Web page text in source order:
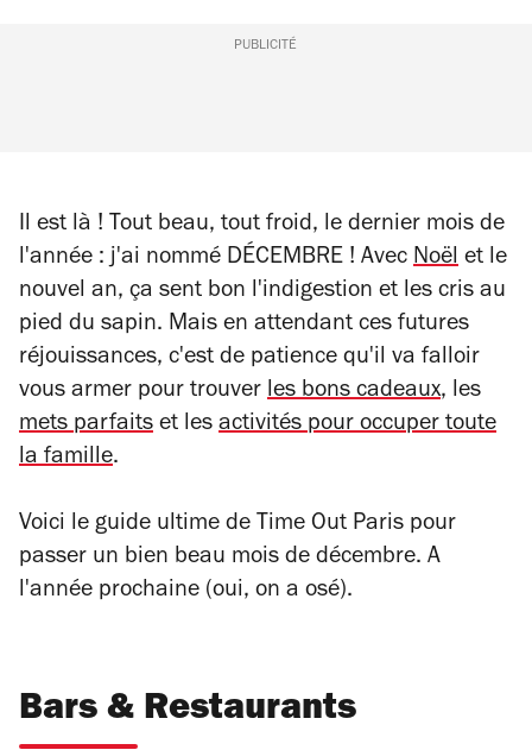
PUBLICITÉ
Il est là ! Tout beau, tout froid, le dernier mois de
l'année : j'ai nommé DÉCEMBRE ! Avec Noël et le
nouvel an, ça sent bon l'indigestion et les cris au
pied du sapin. Mais en attendant ces futures
réjouissances, c'est de patience qu'il va falloir
vous armer pour trouver les bons cadeaux, les
mets parfaits et les activités pour occuper toute
la famille.
Voici le guide ultime de Time Out Paris pour
passer un bien beau mois de décembre. A
l'année prochaine (oui, on a osé).
Bars & Restaurants